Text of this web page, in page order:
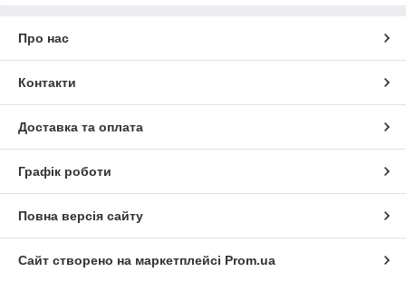
Про нас
Контакти
Доставка та оплата
Графік роботи
Повна версія сайту
Сайт створено на маркетплейсі Prom.ua